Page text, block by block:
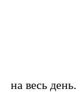
на весь день.